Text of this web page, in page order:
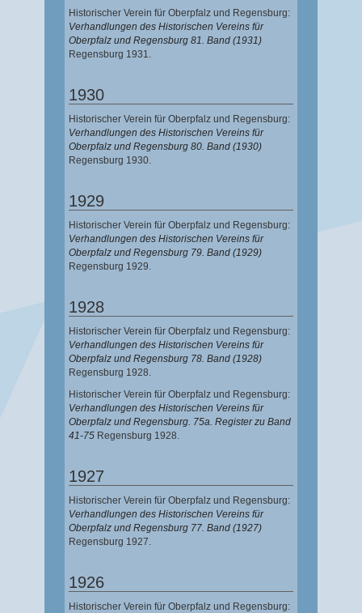
Historischer Verein für Oberpfalz und Regensburg:
Verhandlungen des Historischen Vereins für
Oberpfalz und Regensburg 81. Band (1931)
Regensburg 1931.
1930
Historischer Verein für Oberpfalz und Regensburg:
Verhandlungen des Historischen Vereins für
Oberpfalz und Regensburg 80. Band (1930)
Regensburg 1930.
1929
Historischer Verein für Oberpfalz und Regensburg:
Verhandlungen des Historischen Vereins für
Oberpfalz und Regensburg 79. Band (1929)
Regensburg 1929.
1928
Historischer Verein für Oberpfalz und Regensburg:
Verhandlungen des Historischen Vereins für
Oberpfalz und Regensburg 78. Band (1928)
Regensburg 1928.
Historischer Verein für Oberpfalz und Regensburg:
Verhandlungen des Historischen Vereins für
Oberpfalz und Regensburg. 75a. Register zu Band
41-75 Regensburg 1928.
1927
Historischer Verein für Oberpfalz und Regensburg:
Verhandlungen des Historischen Vereins für
Oberpfalz und Regensburg 77. Band (1927)
Regensburg 1927.
1926
Historischer Verein für Oberpfalz und Regensburg: